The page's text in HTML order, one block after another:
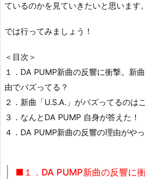
ているのかを見ていきたいと思います。
では行ってみましょう！
＜目次＞
１．DA PUMP新曲の反響に衝撃。新
由でバズってる？
２．新曲「U.S.A.」がバズってるのは
３．なんとDA PUMP 自身が答えた！
４．DA PUMP新曲の反響の理由がや
■１．DA PUMP新曲の反響に